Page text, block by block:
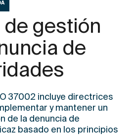
gestión
de
37002 incluye directrices
y mantener un
de la denuncia de
basado en los principios